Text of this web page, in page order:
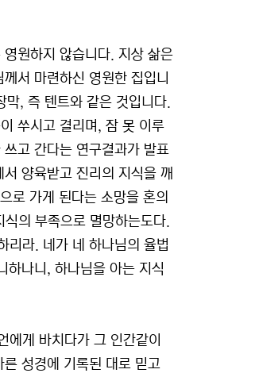
원하지 않습니다. 지상 삶은
서 마련하신 영원한 집입니
, 즉 텐트와 같은 것입니다.
쑤시고 결리며, 잠 못 이루
고 간다는 연구결과가 발표
양육받고 진리의 지식을 깨
로 가게 된다는 소망을 혼의
의 부족으로 멸망하는도다.
리라. 네가 네 하나님의 율법
하나니, 하나님을 아는 지식
게 바치다가 그 인간같이
성경에 기록된 대로 믿고